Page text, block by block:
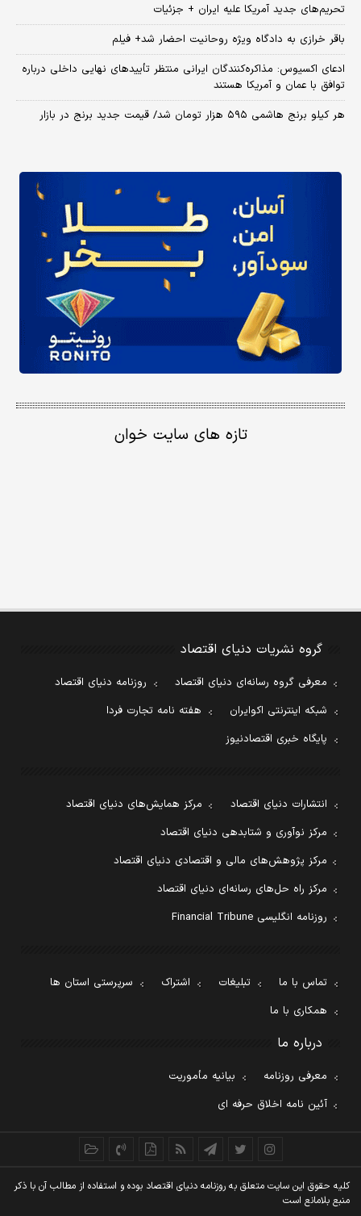
تحریم‌های جدید آمریکا علیه ایران + جزئیات
باقر خرازی به دادگاه ویژه روحانیت احضار شد+ فیلم
ادعای اکسیوس: مذاکره‌کنندگان ایرانی منتظر تأییدهای نهایی داخلی درباره
توافق با عمان و آمریکا هستند
هر کیلو برنج هاشمی ۵۹۵ هزار تومان شد/ قیمت جدید برنج در بازار
تازه های سایت خوان
گروه نشریات دنیای اقتصاد
معرفی گروه رسانه‌ای دنیای اقتصاد
روزنامه دنیای اقتصاد
شبکه اینترنتی اکوایران
هفته نامه تجارت فردا
پایگاه خبری اقتصادنیوز
انتشارات دنیای اقتصاد
مرکز همایش‌های دنیای اقتصاد
مرکز نوآوری و شتابدهی دنیای اقتصاد
مرکز پژوهش‌های مالی و اقتصادی دنیای اقتصاد
مرکز راه حل‌های رسانه‌ای دنیای اقتصاد
روزنامه انگلیسی Financial Tribune
تماس با ما تبلیغات اشتراک
سرپرستی استان ها
همکاری با ما
درباره ما
معرفی روزنامه
بیانیه مأموریت
آئین نامه اخلاق حرفه ای
کليه حقوق اين سايت متعلق به روزنامه دنيای اقتصاد بوده و استفاده از مطالب آن با ذکر
منبع بلامانع است